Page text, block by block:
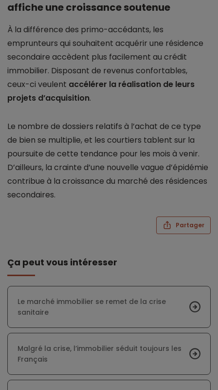
affiche une croissance soutenue
À la différence des primo-accédants, les
emprunteurs qui souhaitent acquérir une résidence
secondaire accèdent plus facilement au crédit
immobilier. Disposant de revenus confortables,
ceux-ci veulent accélérer la réalisation de leurs
projets d’acquisition.
Le nombre de dossiers relatifs à l’achat de ce type
de bien se multiplie, et les courtiers tablent sur la
poursuite de cette tendance pour les mois à venir.
D’ailleurs, la crainte d’une nouvelle vague d’épidémie
contribue à la croissance du marché des résidences
secondaires.
Partager
Ça peut vous intéresser
Le marché immobilier se remet de la crise
sanitaire
Malgré la crise, l’immobilier séduit toujours les
Français